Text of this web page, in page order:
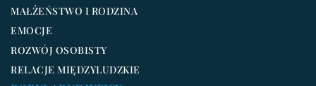
MAŁŻEŃSTWO I RODZINA
EMOCJE
ROZWÓJ OSOBISTY
RELACJE MIĘDZYLUDZKIE